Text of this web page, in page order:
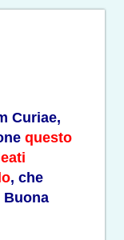
Curiae,
questo
, che
Buona